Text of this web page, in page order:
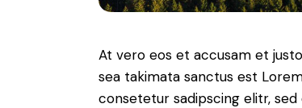
At vero eos et accusam et
sea takimata sanctus est
consetetur sadipscing elitr,